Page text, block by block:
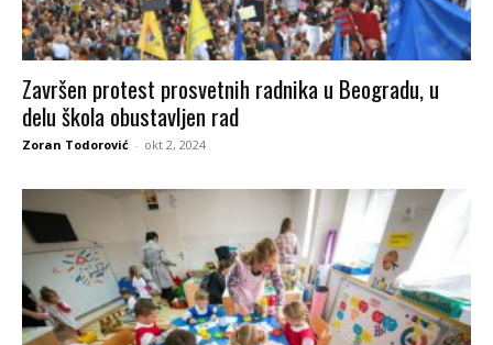
Završen protest prosvetnih radnika u Beogradu, u
delu škola obustavljen rad
Zoran Todorović - okt 2, 2024